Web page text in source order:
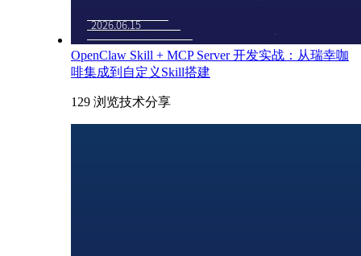
OpenClaw Skill + MCP Server 开发实战：从瑞幸咖
啡集成到自定义Skill搭建
129 浏览技术分享